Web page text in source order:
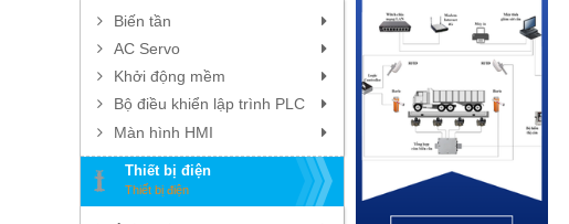
Biến tần
AC Servo
Khởi động mềm
Bộ điều khiển lập trình PLC
Màn hình HMI
Thiết bị điện
Thiết bị điện
Đăng ký để nhận các thông tin mới